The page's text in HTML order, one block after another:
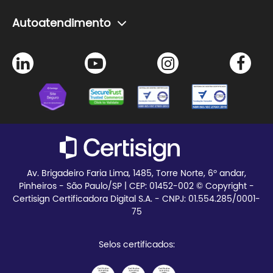
Trabalhe Conosco
Autoatendimento
Instalação de certificado
Meus pedidos
Av. Brigadeiro Faria Lima, 1485, Torre Norte, 6º andar,
Pinheiros - São Paulo/SP | CEP: 01452-002 © Copyright -
Certisign Certificadora Digital S.A. - CNPJ: 01.554.285/0001-
75
Selos certificados: